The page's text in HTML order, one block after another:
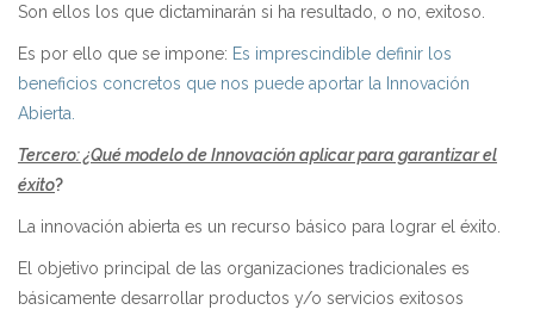
Son ellos los que dictaminarán si ha resultado, o no, exitoso.
Es por ello que se impone: Es imprescindible definir los
beneficios concretos que nos puede aportar la Innovación
Abierta.
Tercero: ¿Qué modelo de Innovación aplicar para garantizar el
éxito?
La innovación abierta es un recurso básico para lograr el éxito.
El objetivo principal de las organizaciones tradicionales es
básicamente desarrollar productos y/o servicios exitosos